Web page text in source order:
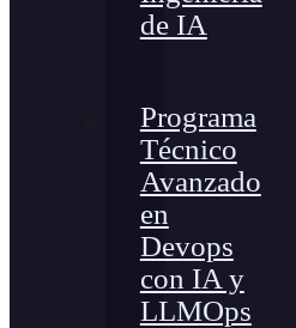
de IA
Programa
Técnico
Avanzado
en
Devops
con IA y
LLMOps